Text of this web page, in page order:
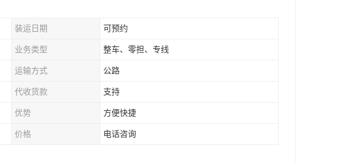
装运日期 可预约
业务类型 整车、零担、专线
运输方式 公路
代收货款 支持
优势 方便快捷
价格 电话咨询